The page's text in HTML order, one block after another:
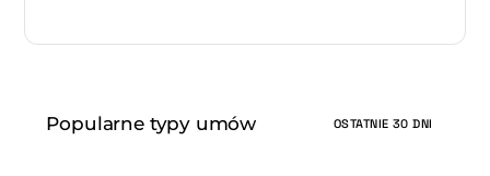
Popularne typy umów OSTATNIE 30 DNI